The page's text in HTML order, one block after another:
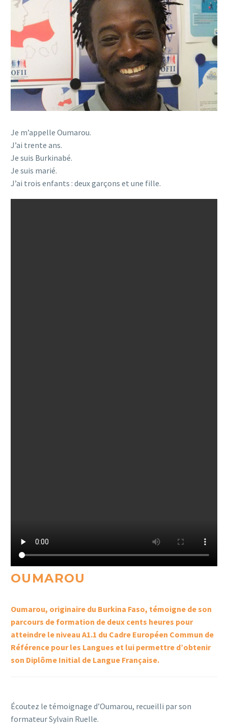
Je m’appelle Oumarou.
J’ai trente ans.
Je suis Burkinabé.
Je suis marié.
J’ai trois enfants : deux garçons et une fille.
OUMAROU
Oumarou, originaire du Burkina Faso, témoigne de son
parcours de formation de deux cents heures pour
atteindre le niveau A1.1 du Cadre Européen Commun de
Référence pour les Langues et lui permettre d’obtenir
son Diplôme Initial de Langue Française.
Écoutez le témoignage d’Oumarou, recueilli par son
formateur Sylvain Ruelle.